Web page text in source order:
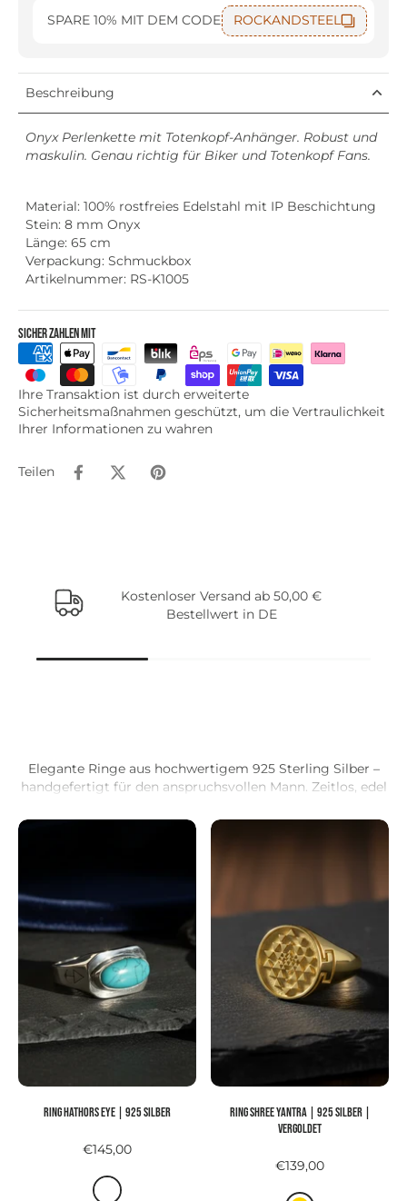
SPARE 10% MIT DEM CODE ROCKANDSTEEL
Beschreibung
Onyx Perlenkette mit Totenkopf-Anhänger. Robust und
maskulin. Genau richtig für Biker und Totenkopf Fans.
Material: 100% rostfreies Edelstahl mit IP Beschichtung
Stein: 8 mm Onyx
Länge: 65 cm
Verpackung: Schmuckbox
Artikelnummer: RS-K1005
Sicher zahlen mit
Ihre Transaktion ist durch erweiterte
Sicherheitsmaßnahmen geschützt, um die Vertraulichkeit
Ihrer Informationen zu wahren
Teilen
Kostenloser Versand ab 50,00 €
Bestellwert in DE
Elegante Ringe aus hochwertigem 925 Sterling Silber –
handgefertigt für den anspruchsvollen Mann. Zeitlos, edel
Ring HATHORS EYE | 925 Silber
€145,00
Ring SHREE YANTRA | 925 Silber |
vergoldet
€139,00